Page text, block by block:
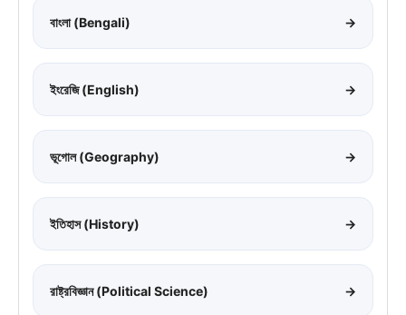
বাংলা (Bengali) →
ইংরেজি (English) →
ভূগোল (Geography) →
ইতিহাস (History) →
রাষ্ট্রবিজ্ঞান (Political Science) →